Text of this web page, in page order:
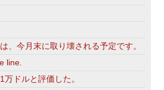
、今月末に取り壊される予定です。
line.
ドルと評価した。